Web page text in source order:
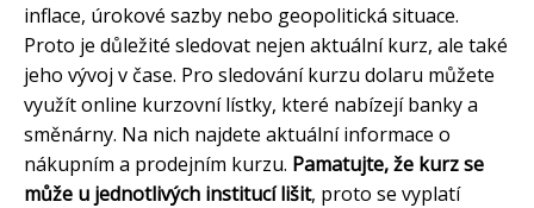
inflace, úrokové sazby nebo geopolitická situace.
Proto je důležité sledovat nejen aktuální kurz, ale také
jeho vývoj v čase. Pro sledování kurzu dolaru můžete
využít online kurzovní lístky, které nabízejí banky a
směnárny. Na nich najdete aktuální informace o
nákupním a prodejním kurzu. Pamatujte, že kurz se
může u jednotlivých institucí lišit, proto se vyplatí